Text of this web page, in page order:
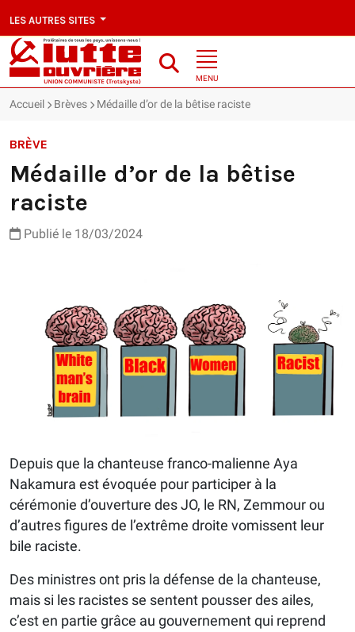
LES AUTRES SITES
MENU
Accueil Brèves Médaille d’or de la bêtise raciste
BRÈVE
Médaille d’or de la bêtise
raciste
Publié le 18/03/2024
Depuis que la chanteuse franco-malienne Aya
Nakamura est évoquée pour participer à la
cérémonie d’ouverture des JO, le RN, Zemmour ou
d’autres figures de l’extrême droite vomissent leur
bile raciste.
Des ministres ont pris la défense de la chanteuse,
mais si les racistes se sentent pousser des ailes,
c’est en partie grâce au gouvernement qui reprend